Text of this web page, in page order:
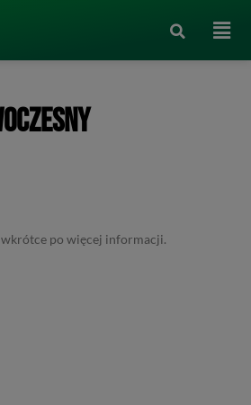
wkrótce po więcej informacji.